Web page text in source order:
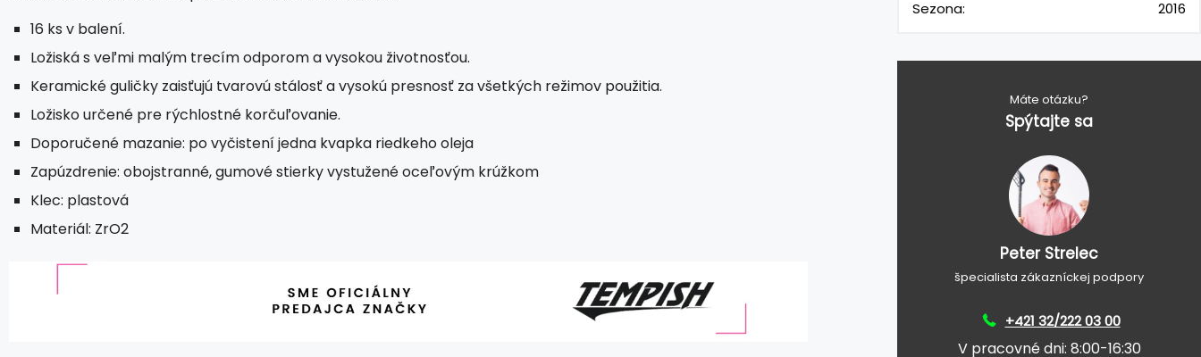
16 ks v balení.
Ložiská s veľmi malým trecím odporom a vysokou životnosťou.
Keramické guličky zaisťujú tvarovú stálosť a vysokú presnosť za všetkých režimov použitia.
Ložisko určené pre rýchlostné korčuľovanie.
Doporučené mazanie: po vyčistení jedna kvapka riedkeho oleja
Zapúzdrenie: obojstranné, gumové stierky vystužené oceľovým krúžkom
Klec: plastová
Materiál: ZrO2
Sezona: 2016
Máte otázku?
Spýtajte sa
Peter Strelec
špecialista zákazníckej podpory
+421 32/222 03 00
V pracovné dni: 8:00-16:30